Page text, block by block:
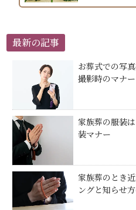
最新の記事
お葬式での写
撮影時のマナ
家族葬の服装
装マナー
家族葬のとき
ングと知らせ